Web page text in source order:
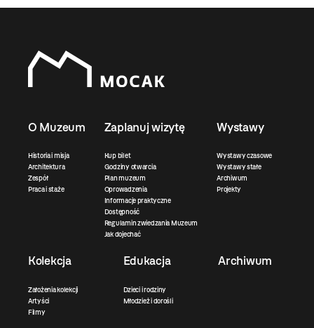
O Muzeum
Historia i misja
Architektura
Zespół
Praca i staże
Zaplanuj wizytę
Kup bilet
Godziny otwarcia
Plan muzeum
Oprowadzenia
Informacje praktyczne
Dostępność
Regulamin zwiedzania Muzeum
Jak dojechać
Wystawy
Wystawy czasowe
Wystawy stałe
Archiwum
Projekty
Kolekcja
Założenia kolekcji
Artyści
Filmy
Edukacja
Dzieci i rodziny
Młodzież i dorośli
Archiwum